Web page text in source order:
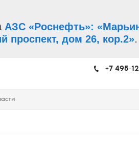
АЗС «Роснефть»:
проспект, дом 26, кор.2».
+7 495-